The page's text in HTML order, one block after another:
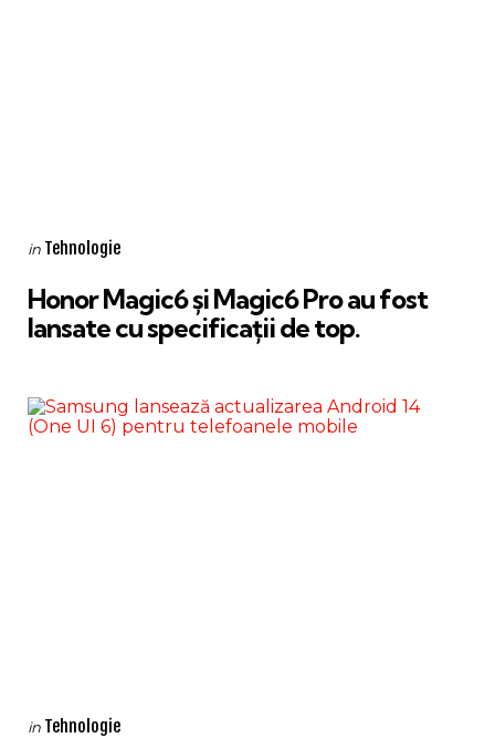
Categories
Posted
in Tehnologie
Honor Magic6 și Magic6 Pro au fost
lansate cu specificații de top.
Categories
Posted
in Tehnologie